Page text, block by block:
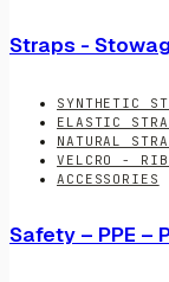
Straps -
SYNTHETIC
ELASTIC
NATURAL
VELCRO -
ACCESSORIES
Safety – PPE –